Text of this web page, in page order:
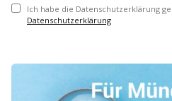
Ich habe die Datenschutzerklärung
Datenschutzerklärung